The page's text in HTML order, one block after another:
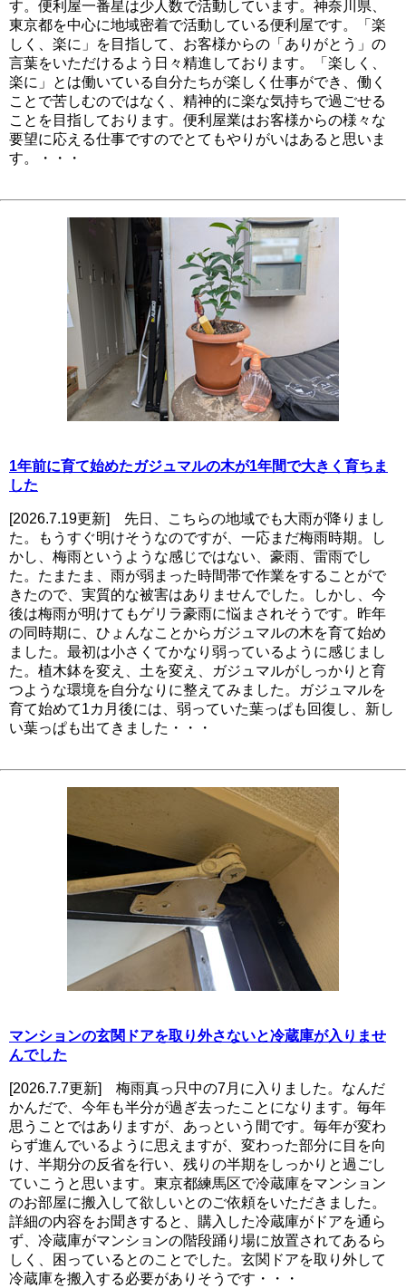
す。便利屋一番星は少人数で活動しています。神奈川県、
東京都を中心に地域密着で活動している便利屋です。「楽
しく、楽に」を目指して、お客様からの「ありがとう」の
言葉をいただけるよう日々精進しております。「楽しく、
楽に」とは働いている自分たちが楽しく仕事ができ、働く
ことで苦しむのではなく、精神的に楽な気持ちで過ごせる
ことを目指しております。便利屋業はお客様からの様々な
要望に応える仕事ですのでとてもやりがいはあると思いま
す。・・・
1年前に育て始めたガジュマルの木が1年間で大きく育ちま
した
[2026.7.19更新] 先日、こちらの地域でも大雨が降りまし
た。もうすぐ明けそうなのですが、一応まだ梅雨時期。し
かし、梅雨というような感じではない、豪雨、雷雨でし
た。たまたま、雨が弱まった時間帯で作業をすることがで
きたので、実質的な被害はありませんでした。しかし、今
後は梅雨が明けてもゲリラ豪雨に悩まされそうです。昨年
の同時期に、ひょんなことからガジュマルの木を育て始め
ました。最初は小さくてかなり弱っているように感じまし
た。植木鉢を変え、土を変え、ガジュマルがしっかりと育
つような環境を自分なりに整えてみました。ガジュマルを
育て始めて1カ月後には、弱っていた葉っぱも回復し、新し
い葉っぱも出てきました・・・
マンションの玄関ドアを取り外さないと冷蔵庫が入りませ
んでした
[2026.7.7更新] 梅雨真っ只中の7月に入りました。なんだ
かんだで、今年も半分が過ぎ去ったことになります。毎年
思うことではありますが、あっという間です。毎年が変わ
らず進んでいるように思えますが、変わった部分に目を向
け、半期分の反省を行い、残りの半期をしっかりと過ごし
ていこうと思います。東京都練馬区で冷蔵庫をマンション
のお部屋に搬入して欲しいとのご依頼をいただきました。
詳細の内容をお聞きすると、購入した冷蔵庫がドアを通ら
ず、冷蔵庫がマンションの階段踊り場に放置されてあるら
しく、困っているとのことでした。玄関ドアを取り外して
冷蔵庫を搬入する必要がありそうです・・・